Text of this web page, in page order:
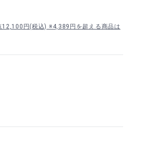
円(税込) ※4,389円を超える商品は